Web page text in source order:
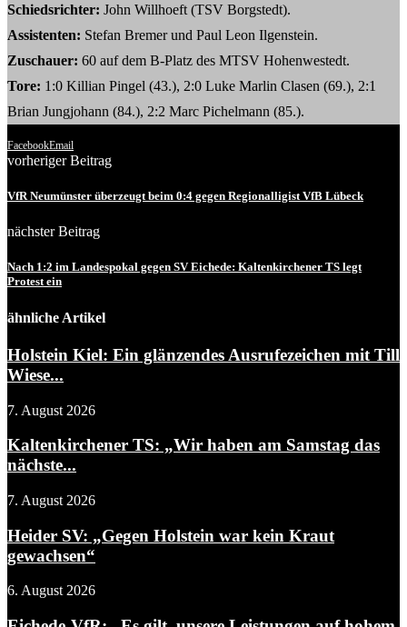
Schiedsrichter: John Willhoeft (TSV Borgstedt).
Assistenten: Stefan Bremer und Paul Leon Ilgenstein.
Zuschauer: 60 auf dem B-Platz des MTSV Hohenwestedt.
Tore: 1:0 Killian Pingel (43.), 2:0 Luke Marlin Clasen (69.), 2:1
Brian Jungjohann (84.), 2:2 Marc Pichelmann (85.).
FacebookEmail
vorheriger Beitrag
VfR Neumünster überzeugt beim 0:4 gegen Regionalligist VfB Lübeck
nächster Beitrag
Nach 1:2 im Landespokal gegen SV Eichede: Kaltenkirchener TS legt
Protest ein
ähnliche Artikel
Holstein Kiel: Ein glänzendes Ausrufezeichen mit Till
Wiese...
7. August 2026
Kaltenkirchener TS: „Wir haben am Samstag das
nächste...
7. August 2026
Heider SV: „Gegen Holstein war kein Kraut
gewachsen“
6. August 2026